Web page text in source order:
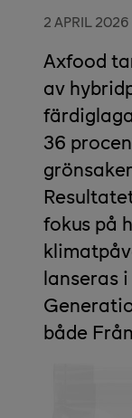
2 APRIL 2026
Axfood
av
36
fokus på
lanseras
både